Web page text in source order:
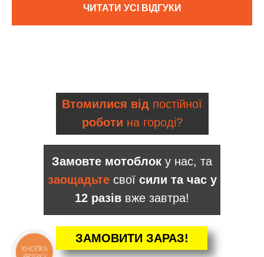
ЧИТАТИ УСІ ВІДГУКИ
ЗАМОВИТИ ЗАРАЗ!
Замовте мотоблок у нас, та
заощадьтесвої сили та час у
12 разів вже завтра!
Втомилися від постійної
роботи на городі?
КНОПКА